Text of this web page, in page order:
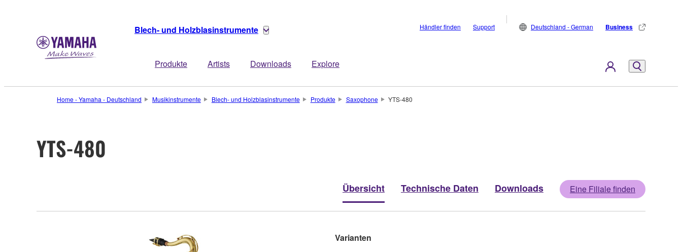
Blech- und Holzblasinstrumente
Produkte Artists Downloads Explore
Händler finden Support Deutschland - German Business
Home - Yamaha - Deutschland Musikinstrumente Blech- und Holzblasinstrumente Produkte Saxophone YTS-480
YTS-480
Übersicht Technische Daten Downloads Eine Filiale finden
Varianten